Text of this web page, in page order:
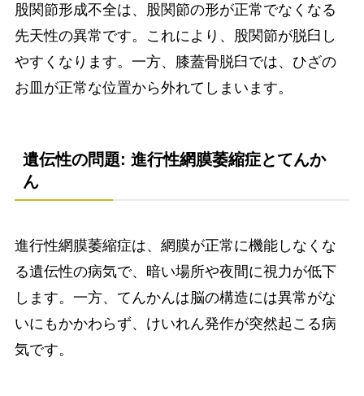
股関節形成不全は、股関節の形が正常でなくなる
先天性の異常です。これにより、股関節が脱臼し
やすくなります。一方、膝蓋骨脱臼では、ひざの
お皿が正常な位置から外れてしまいます。
遺伝性の問題: 進行性網膜萎縮症とてんか
ん
進行性網膜萎縮症は、網膜が正常に機能しなくな
る遺伝性の病気で、暗い場所や夜間に視力が低下
します。一方、てんかんは脳の構造には異常がな
いにもかかわらず、けいれん発作が突然起こる病
気です。